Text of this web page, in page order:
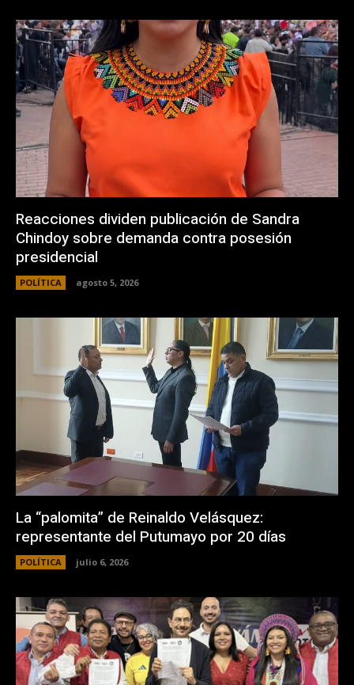
Reacciones dividen publicación de Sandra
Chindoy sobre demanda contra posesión
presidencial
POLÍTICA agosto 5, 2026
La “palomita” de Reinaldo Velásquez:
representante del Putumayo por 20 días
POLÍTICA julio 6, 2026